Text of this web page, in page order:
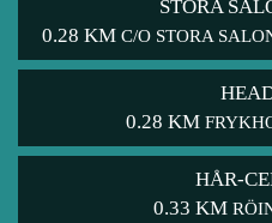
STORA
0.28 KM C/O STORA
0.28 KM
HÅR-
0.33 KM